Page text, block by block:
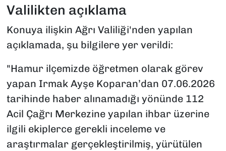
Valilikten açıklama
Konuya ilişkin Ağrı Valiliği'nden yapılan
açıklamada, şu bilgilere yer verildi:
"Hamur ilçemizde öğretmen olarak görev
yapan Irmak Ayşe Koparan’dan 07.06.2026
tarihinde haber alınamadığı yönünde 112
Acil Çağrı Merkezine yapılan ihbar üzerine
ilgili ekiplerce gerekli inceleme ve
araştırmalar gerçekleştirilmiş, yürütülen